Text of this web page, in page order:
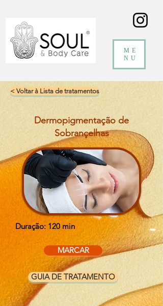
ME
NU
< Voltar à Lista de tratamentos
Duração: 120 min
GUIA DE TRATAMENTO
Dermopigmentação de
Sobrançelhas
MARCAR